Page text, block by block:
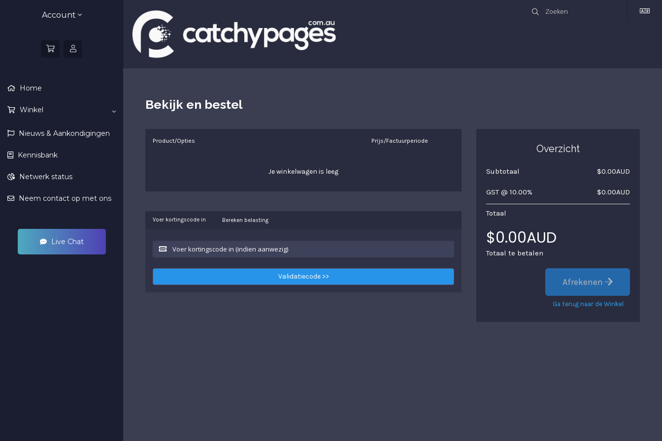
Account
Home
Winkel
Nieuws & Aankondigingen
Kennisbank
Netwerk status
Neem contact op met ons
Live Chat
Bekijk en bestel
Product/Opties Prijs/Factuurperiode
Je winkelwagen is leeg
Voer kortingscode in Bereken belasting
Validatiecode >>
Overzicht
Subtotaal $0.00AUD
GST @ 10.00% $0.00AUD
Totaal
$0.00AUD
Totaal te betalen
Afrekenen
Ga terug naar de Winkel